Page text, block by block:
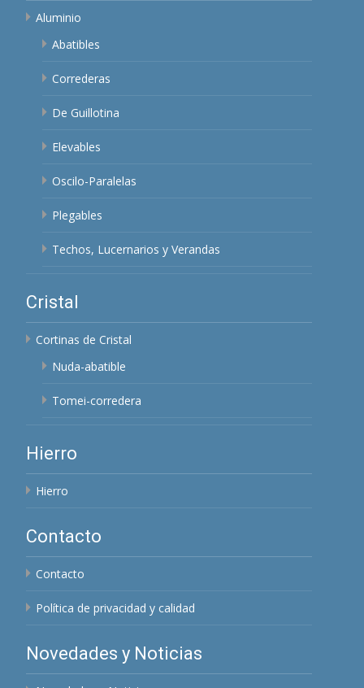
Aluminio
Abatibles
Correderas
De Guillotina
Elevables
Oscilo-Paralelas
Plegables
Techos, Lucernarios y Verandas
Cristal
Cortinas de Cristal
Nuda-abatible
Tomei-corredera
Hierro
Hierro
Contacto
Contacto
Política de privacidad y calidad
Novedades y Noticias